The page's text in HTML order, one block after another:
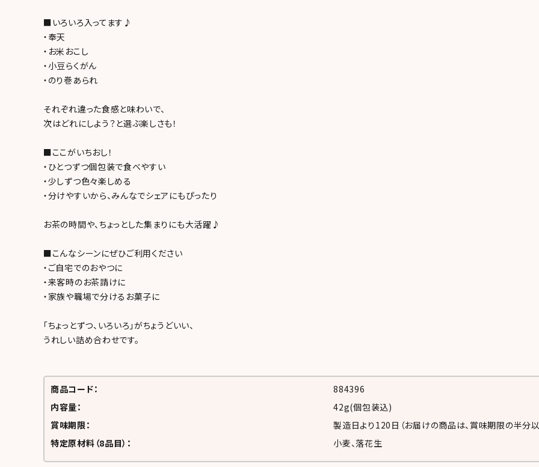
■いろいろ入ってます♪
・奉天
・お米おこし
・小豆らくがん
・のり巻あられ
それぞれ違った食感と味わいで、
次はどれにしよう？と選ぶ楽しさも！
■ここがいちおし！
・ひとつずつ個包装で食べやすい
・少しずつ色々楽しめる
・分けやすいから、みんなでシェアにもぴったり
お茶の時間や、ちょっとした集まりにも大活躍♪
■こんなシーンにぜひご利用ください
・ご自宅でのおやつに
・来客時のお茶請けに
・家族や職場で分けるお菓子に
「ちょっとずつ、いろいろ」がちょうどいい、
うれしい詰め合わせです。
商品コード：
884396
内容量：
42g(個包装込)
賞味期限：
製造日より 120日 （お届けの商品は、賞味期限の半分
特定原材料（8品目）：
小麦、落花生